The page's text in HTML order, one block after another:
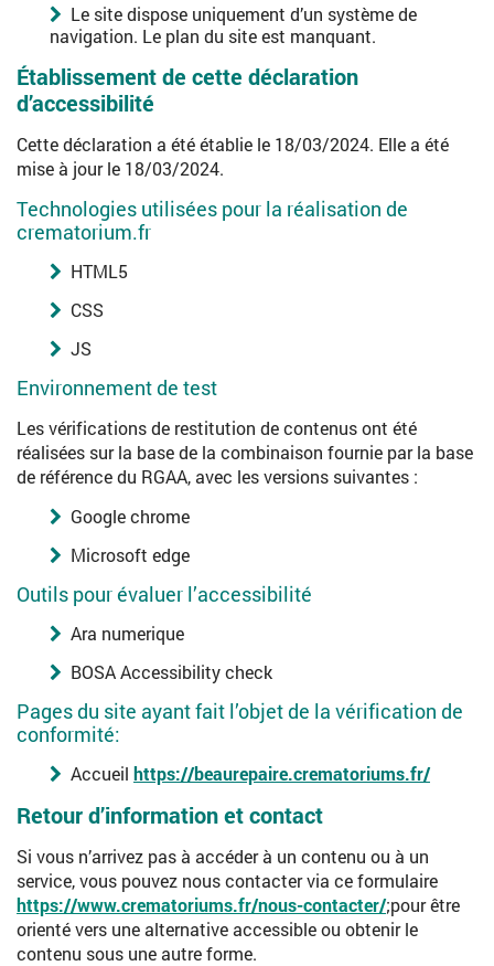
Le site dispose uniquement d’un système de
navigation. Le plan du site est manquant.
Établissement de cette déclaration
d’accessibilité
Cette déclaration a été établie le 18/03/2024. Elle a été
mise à jour le 18/03/2024.
Technologies utilisées pour la réalisation de
crematorium.fr
HTML5
CSS
JS
Environnement de test
Les vérifications de restitution de contenus ont été
réalisées sur la base de la combinaison fournie par la base
de référence du RGAA, avec les versions suivantes :
Google chrome
Microsoft edge
Outils pour évaluer l’accessibilité
Ara numerique
BOSA Accessibility check
Pages du site ayant fait l’objet de la vérification de
conformité:
Accueil https://beaurepaire.crematoriums.fr/
Retour d’information et contact
Si vous n’arrivez pas à accéder à un contenu ou à un
service, vous pouvez nous contacter via ce formulaire
https://www.crematoriums.fr/nous-contacter/;pour être
orienté vers une alternative accessible ou obtenir le
contenu sous une autre forme.